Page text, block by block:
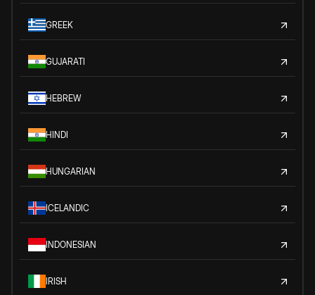
GREEK
GUJARATI
HEBREW
HINDI
HUNGARIAN
ICELANDIC
INDONESIAN
IRISH